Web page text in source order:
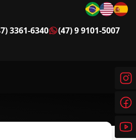
itens)
3361-6340 (47) 9 9101-5007